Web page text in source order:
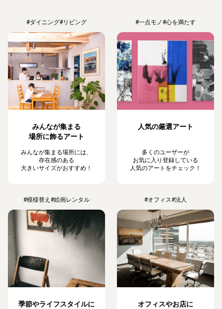
#ダイニング#リビング
みんなが集まる
場所に飾るアート
みんなが集まる場所には、
存在感のある
大きいサイズがおすすめ！
#一点モノ#心を満たす
人気の厳選アート
多くのユーザーが
お気に入り登録している
人気のアートをチェック！
#模様替え #絵画レンタル
季節やライフスタイルに
#オフィス#法人
オフィスやお店に